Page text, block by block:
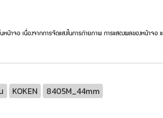
หน้าจอ เนื่องจากการจัดแสงในการถ่ายภาพ การแสดงผลของหน้าจ
KOKEN 8405M_44mm